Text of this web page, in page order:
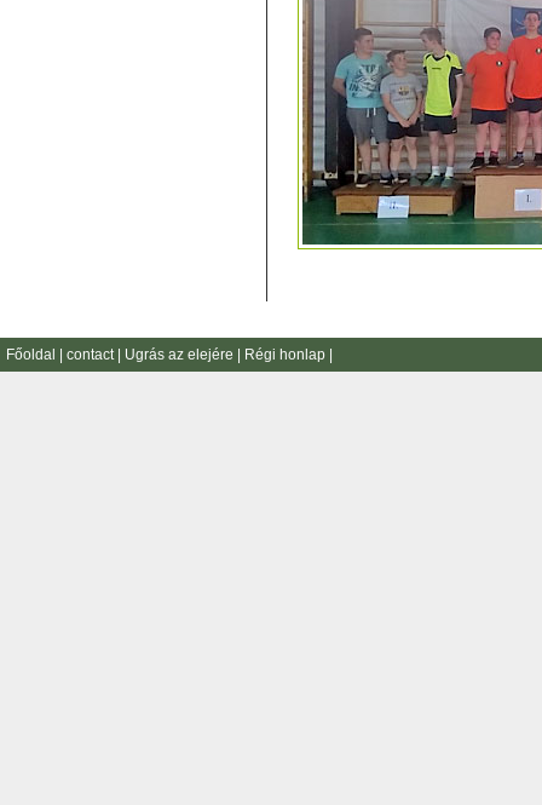
Főoldal | contact | Ugrás az elejére | Régi honlap |